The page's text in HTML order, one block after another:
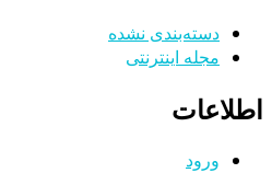
دسته‌بندی نشده
مجله اینترنتی
اطلاعات
ورود